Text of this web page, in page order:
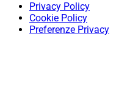
Privacy Policy
Cookie Policy
Preferenze Privacy